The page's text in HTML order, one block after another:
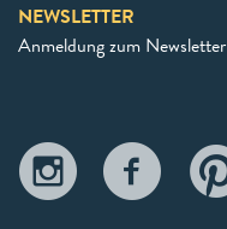
NEWSLETTER
Anmeldung zum Newsletter